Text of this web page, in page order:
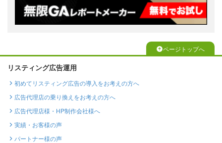
ページトップへ
リスティング広告運用
初めてリスティング広告の導入をお考えの方へ
広告代理店の乗り換えをお考えの方へ
広告代理店様・HP制作会社様へ
実績・お客様の声
パートナー様の声